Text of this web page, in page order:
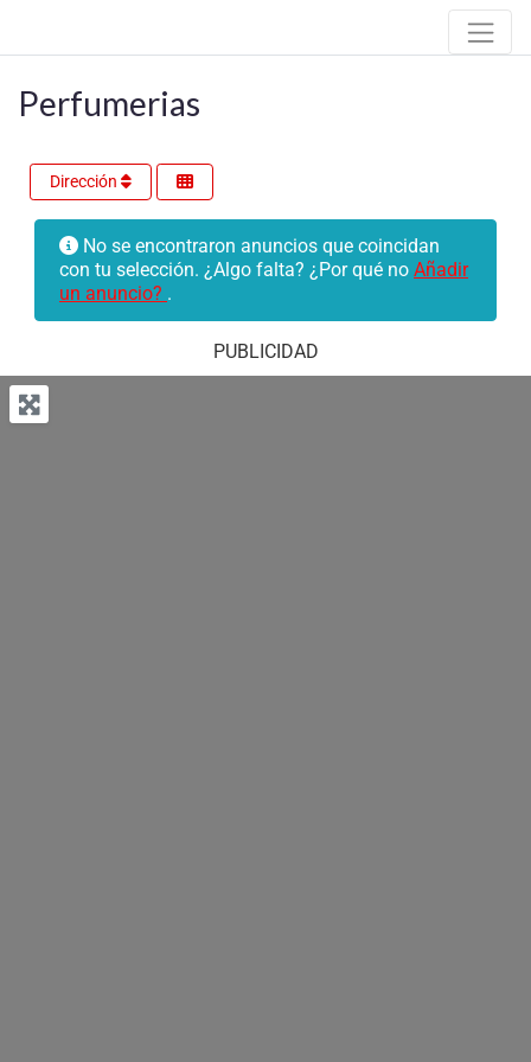
Perfumerias
Dirección
No se encontraron anuncios que coincidan
con tu selección. ¿Algo falta? ¿Por qué no Añadir
un anuncio? .
PUBLICIDAD